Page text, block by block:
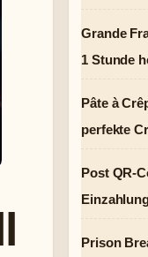
Grande
1 Stunde
Pâte à
perfekte
Post QR-
Prison